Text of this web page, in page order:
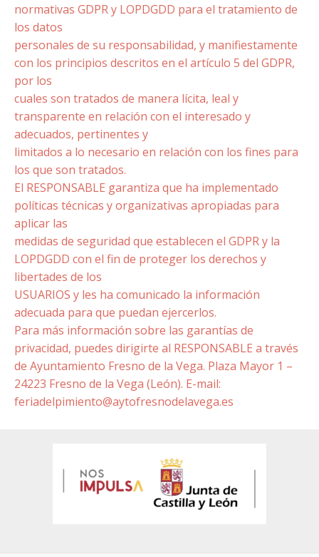
normativas GDPR y LOPDGDD para el tratamiento de
los datos
personales de su responsabilidad, y manifiestamente
con los principios descritos en el artículo 5 del GDPR,
por los
cuales son tratados de manera lícita, leal y
transparente en relación con el interesado y
adecuados, pertinentes y
limitados a lo necesario en relación con los fines para
los que son tratados.
El RESPONSABLE garantiza que ha implementado
políticas técnicas y organizativas apropiadas para
aplicar las
medidas de seguridad que establecen el GDPR y la
LOPDGDD con el fin de proteger los derechos y
libertades de los
USUARIOS y les ha comunicado la información
adecuada para que puedan ejercerlos.
Para más información sobre las garantías de
privacidad, puedes dirigirte al RESPONSABLE a través
de Ayuntamiento Fresno de la Vega. Plaza Mayor 1 –
24223 Fresno de la Vega (León). E-mail:
feriadelpimiento@aytofresnodelavega.es